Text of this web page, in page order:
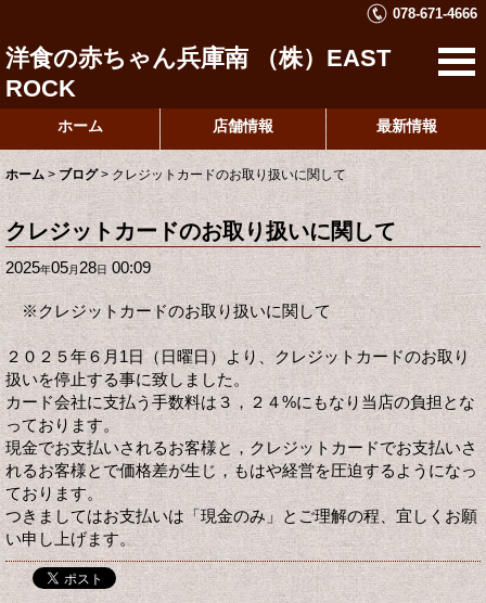
078-671-4666
洋食の赤ちゃん兵庫南 （株）EAST
ROCK
ホーム 店舗情報 最新情報
ホーム > ブログ > クレジットカードのお取り扱いに関して
クレジットカードのお取り扱いに関して
2025年05月28日00:09
※クレジットカードのお取り扱いに関して
２０２５年６月1日（日曜日）より、クレジットカードのお取り
扱いを停止する事に致しました。
カード会社に支払う手数料は３，２４%にもなり当店の負担とな
っております。
現金でお支払いされるお客様と，クレジットカードでお支払いさ
れるお客様とで価格差が生じ，もはや経営を圧迫するようになっ
ております。
つきましてはお支払いは「現金のみ」とご理解の程、宜しくお願
い申し上げます。